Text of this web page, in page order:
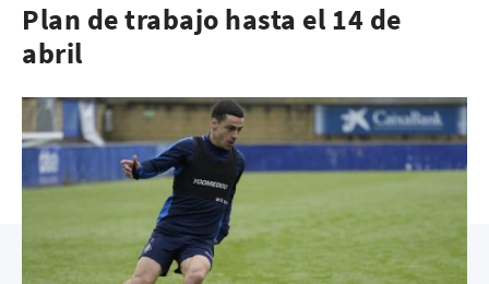
Plan de trabajo hasta el 14 de
abril